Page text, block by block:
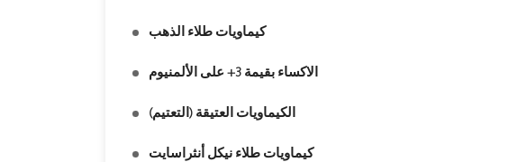
كيماويات طلاء الذهب
الاكساء بقيمة 3+ على الألمنيوم
الكيماويات العتيقة (التعتيم)
كيماويات طلاء نيكل أنثراسايت